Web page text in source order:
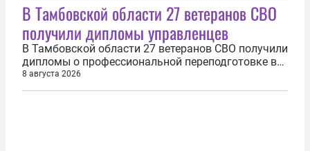
прав. Об этом 8 августа рассказали «Известия» со
ссылкой на письмо Верховного суда России в
ответ на соответствующий...
В Тамбовской области 27 ветеранов СВО
получили дипломы управленцев
В Тамбовской области 27 ветеранов СВО получили
дипломы о профессиональной переподготовке в
рамках региональной кадровой программы
«Герои Тамбовщины». Трудоустройство и
8 августа 2026